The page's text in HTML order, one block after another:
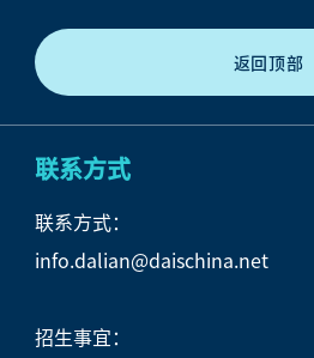
返回顶部
联系方式
联系方式：
info.dalian@daischina.net
招生事宜：